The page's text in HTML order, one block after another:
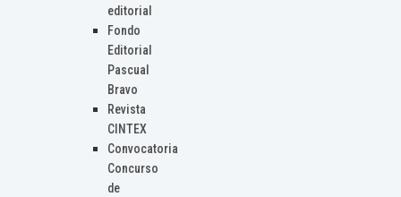
editorial
Fondo
Editorial
Pascual
Bravo
Revista
CINTEX
Convocatoria
Concurso
de